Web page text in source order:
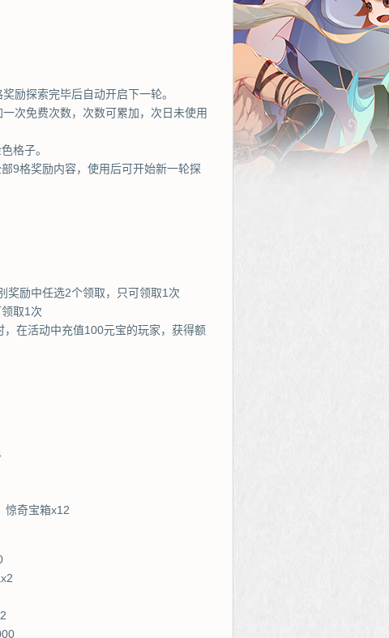
励探索完毕后自动开启下一轮。
次免费次数，次数可累加，次日未使用
格子。
9格奖励内容，使用后可开始新一轮探
奖励中任选2个领取，只可领取1次
取1次
在活动中充值100元宝的玩家，获得额
惊奇宝箱x12